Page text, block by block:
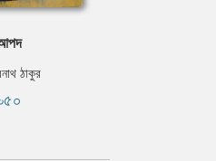
ঠাকুর